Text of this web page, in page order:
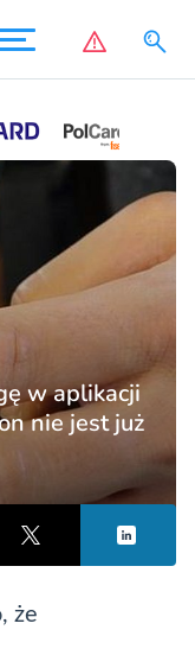
w aplikacji
nie jest już
że